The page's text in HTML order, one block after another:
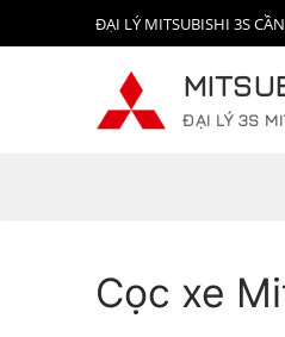
đến
ĐẠI LÝ MITSUBISHI 3S
ĐẠI LÝ 3S
Cọc xe